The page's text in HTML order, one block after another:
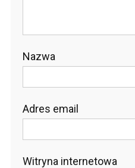
Nazwa
Adres email
Witryna internetowa